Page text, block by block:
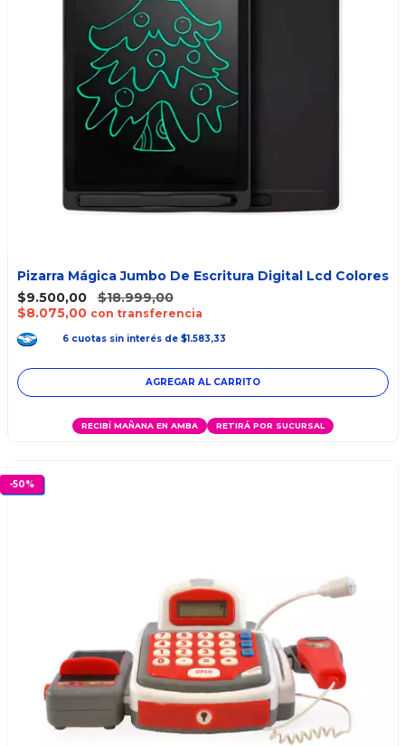
Pizarra Mágica Jumbo De Escritura Digital Lcd Colores
$9.500,00
$18.999,00
$8.075,00 con transferencia
6 cuotas sin interés de $1.583,33
AGREGAR AL CARRITO
RECIBÍ MAÑANA EN AMBA RETIRÁ POR SUCURSAL
-50%